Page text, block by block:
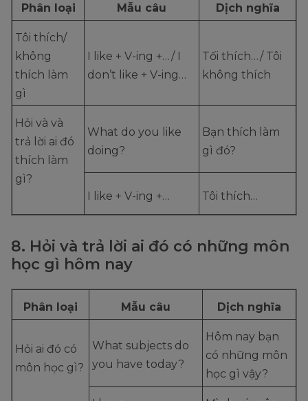
Phân loại Mẫu câu Dịch nghĩa
Tôi thích/
không
thích làm
gì
I like + V-ing +…/ I
don’t like + V-ing…
Tối thích…/ Tôi
không thích
Hỏi và và
trả lời ai đó
thích làm
gì?
What do you like
doing?
Bạn thích làm
gì đó?
I like + V-ing +… Tôi thích…
8. Hỏi và trả lời ai đó có những môn
học gì hôm nay
Phân loại Mẫu câu Dịch nghĩa
Hỏi ai đó có
môn học gì?
What subjects do
you have today?
Hôm nay bạn
có những môn
học gì vậy?